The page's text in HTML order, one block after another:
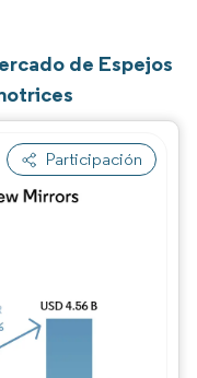
de Espejos
Participación